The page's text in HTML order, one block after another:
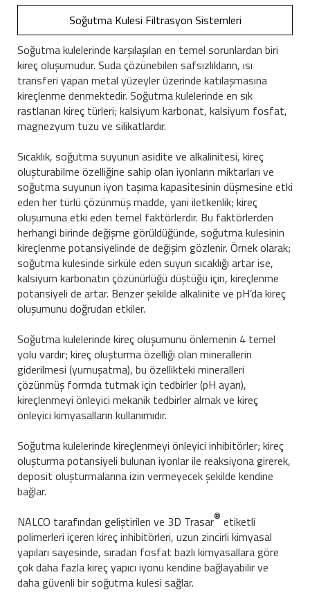
Soğutma Kulesi Filtrasyon Sistemleri
Soğutma kulelerinde karşılaşılan en temel sorunlardan biri
kireç oluşumudur. Suda çözünebilen safsızlıkların, ısı
transferi yapan metal yüzeyler üzerinde katılaşmasına
kireçlenme denmektedir. Soğutma kulelerinde en sık
rastlanan kireç türleri; kalsiyum karbonat, kalsiyum fosfat,
magnezyum tuzu ve silikatlardır.
Sıcaklık, soğutma suyunun asidite ve alkalinitesi, kireç
oluşturabilme özelliğine sahip olan iyonların miktarları ve
soğutma suyunun iyon taşıma kapasitesinin düşmesine etki
eden her türlü çözünmüş madde, yani iletkenlik; kireç
oluşumuna etki eden temel faktörlerdir. Bu faktörlerden
herhangi birinde değişme görüldüğünde, soğutma kulesinin
kireçlenme potansiyelinde de değişim gözlenir. Örnek olarak;
soğutma kulesinde sirküle eden suyun sıcaklığı artar ise,
kalsiyum karbonatın çözünürlüğü düştüğü için, kireçlenme
potansiyeli de artar. Benzer şekilde alkalinite ve pH’da kireç
oluşumunu doğrudan etkiler.
Soğutma kulelerinde kireç oluşumunu önlemenin 4 temel
yolu vardır; kireç oluşturma özelliği olan minerallerin
giderilmesi (yumuşatma), bu özellikteki mineralleri
çözünmüş formda tutmak için tedbirler (pH ayarı),
kireçlenmeyi önleyici mekanik tedbirler almak ve kireç
önleyici kimyasalların kullanımıdır.
Soğutma kulelerinde kireçlenmeyi önleyici inhibitörler; kireç
oluşturma potansiyeli bulunan iyonlar ile reaksiyona girerek,
deposit oluşturmalarına izin vermeyecek şekilde kendine
bağlar.
NALCO tarafından geliştirilen ve 3D Trasar® etiketli
polimerleri içeren kireç inhibitörleri, uzun zincirli kimyasal
yapıları sayesinde, sıradan fosfat bazlı kimyasallara göre
çok daha fazla kireç yapıcı iyonu kendine bağlayabilir ve
daha güvenli bir soğutma kulesi sağlar.